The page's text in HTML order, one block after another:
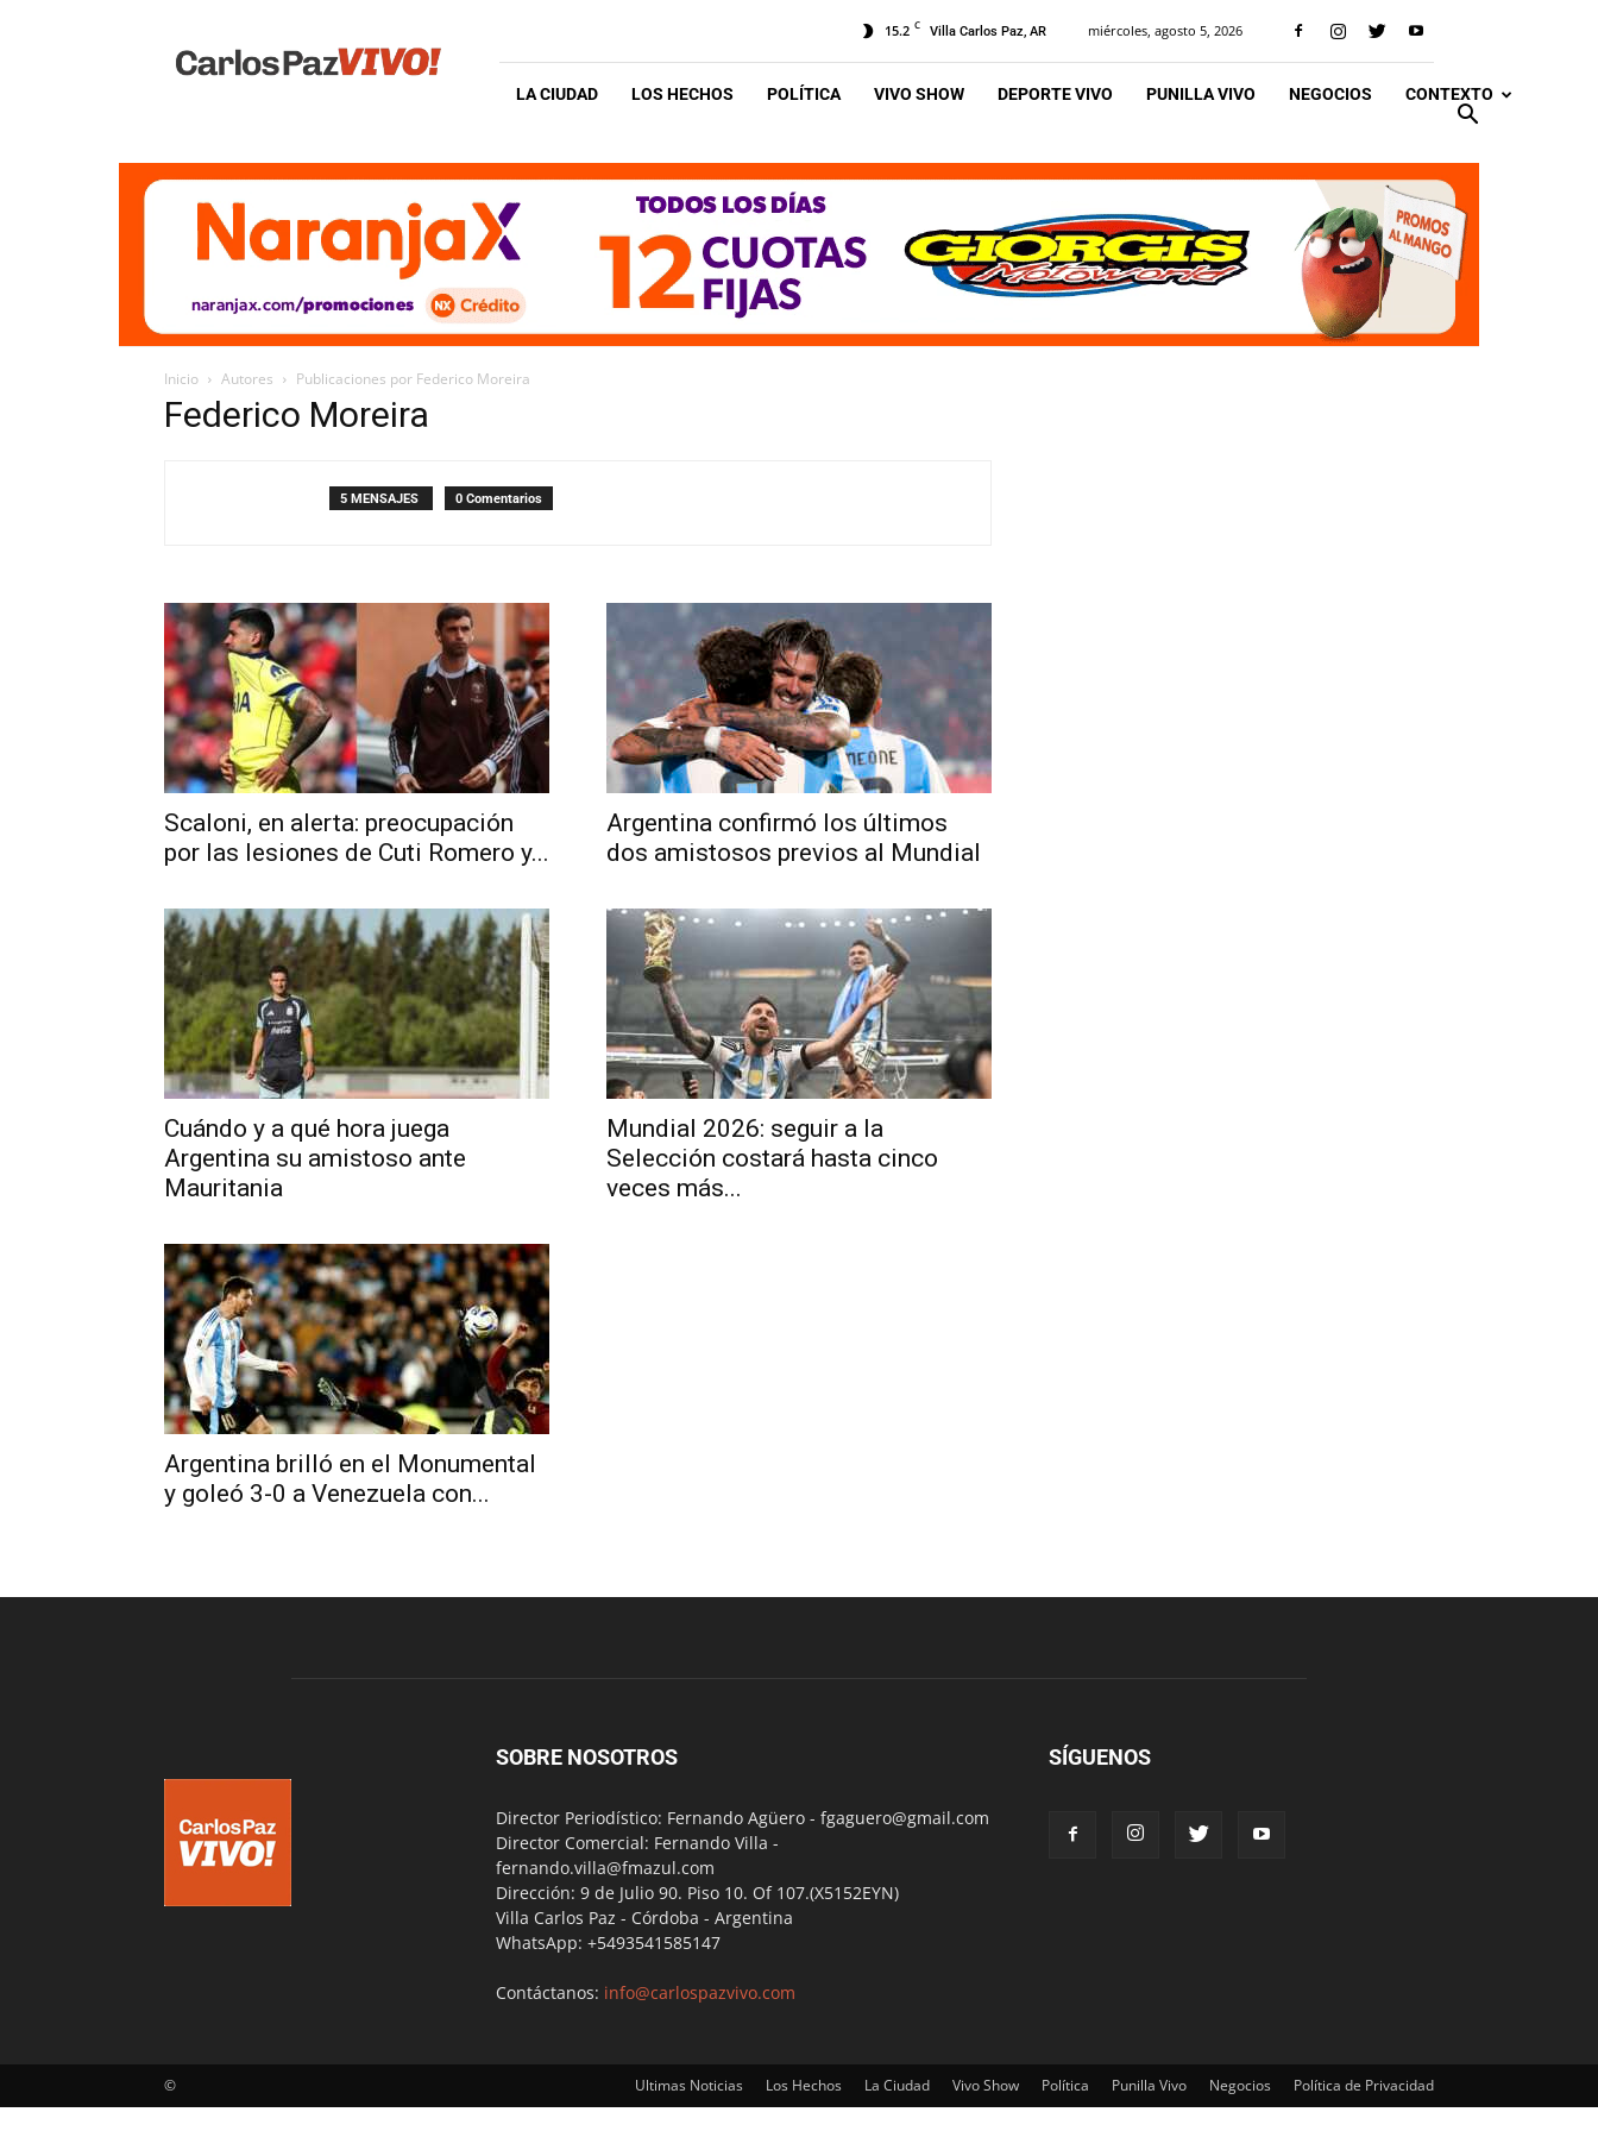
Vivo
15.2 C Villa Carlos Paz, AR miércoles, agosto 5, 2026
LA CIUDAD LOS HECHOS POLÍTICA VIVO SHOW DEPORTE VIVO PUNILLA VIVO NEGOCIOS CONTEXTO
Inicio Autores Publicaciones por Federico Moreira
Federico Moreira
5 MENSAJES 0 Comentarios
Scaloni, en alerta: preocupación
por las lesiones de Cuti Romero y...
Argentina confirmó los últimos
dos amistosos previos al Mundial
Cuándo y a qué hora juega
Argentina su amistoso ante
Mauritania
Mundial 2026: seguir a la
Selección costará hasta cinco
veces más...
Argentina brilló en el Monumental
y goleó 3-0 a Venezuela con...
SOBRE NOSOTROS
Director Periodístico: Fernando Agüero - fgaguero@gmail.com
Director Comercial: Fernando Villa -
fernando.villa@fmazul.com
Dirección: 9 de Julio 90. Piso 10. Of 107.(X5152EYN)
Villa Carlos Paz - Córdoba - Argentina
WhatsApp: +5493541585147
Contáctanos: info@carlospazvivo.com
SÍGUENOS
Ultimas Noticias Los Hechos La Ciudad Vivo Show Política Punilla Vivo Negocios Política de Privacidad
©